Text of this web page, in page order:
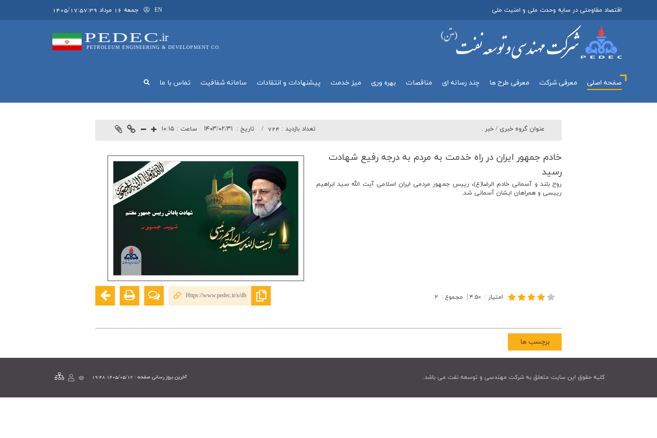
اقتصاد مقاومتی در سایه وحدت ملی و امنیت ملی EN جمعه 16 مرداد 1405/17:57:39
PEDEC.ir
PETROLEUM ENGINEERING & DEVELOPMENT CO.
صفحه اصلی معرفي شركت معرفی طرح ها چند رسانه اي مناقصات بهره وري میز خدمت پیشنهادات و انتقادات سامانه شفافيت تماس با ما
عنوان گروه خبري / خبر . ساعت : ۱۰:۱۵ تاريخ : ۱۴۰۳/۰۲/۳۱ تعداد بازدید : 724
خادم جمهور ایران در راه خدمت به مردم به درجه رفیع شهادت
رسید
روح بلند و آسماني خادم الرضا(ع)، رييس جمهور مردمي ايران اسلامي آيت الله سيد ابراهيم
رييسي و همراهان ايشان آسماني شد.
امتیاز : ۴.۵۰ مجموع : ۲ Https://www.pedec.ir/s/db
برچسب ها
کليه حقوق اين سايت متعلق به شرکت مهندسی و توسعه نفت می باشد. آخرین بروز رسانی صفحه : 1405/05/12 19:48